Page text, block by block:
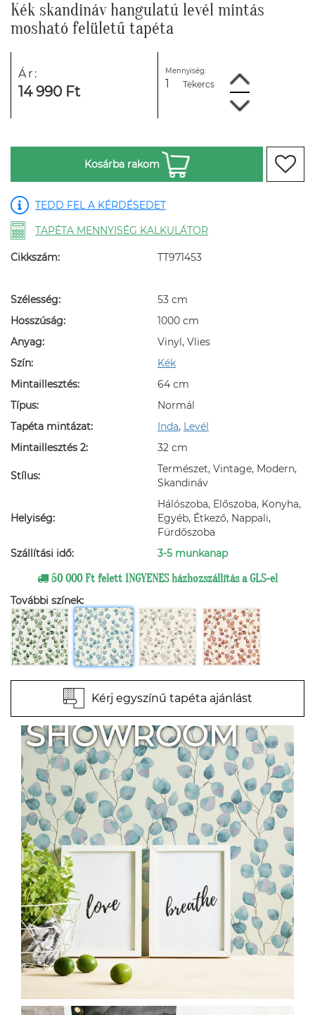
Kék skandináv hangulatú levél mintás
mosható felületű tapéta
Ár:
14 990 Ft
Mennyiség:
Tekercs
Kosárba rakom
TEDD FEL A KÉRDÉSEDET
TAPÉTA MENNYISÉG KALKULÁTOR
Cikkszám: TT971453
Szélesség:
53 cm
Hosszúság:
1000 cm
Anyag:
Vinyl, Vlies
Szín:
Kék
Mintaillesztés:
64 cm
Típus:
Normál
Tapéta mintázat:
Inda, Levél
Mintaillesztés 2:
32 cm
Stílus:
Természet, Vintage, Modern,
Skandináv
Helyiség:
Hálószoba, Előszoba, Konyha,
Egyéb, Étkező, Nappali,
Fürdőszoba
Szállítási idő:
3-5 munkanap
50 000 Ft felett INGYENES házhozszállítás a GLS-el
További színek:
Kérj egyszínű tapéta ajánlást
SHOWROOM